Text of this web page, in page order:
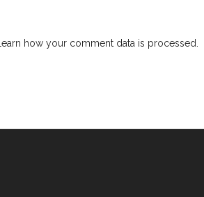
Learn how your comment data is processed.